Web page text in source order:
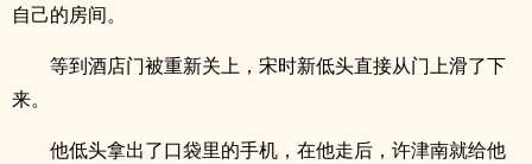
自己的房间。
等到酒店门被重新关上，宋时新低头直接从门上滑了下
来。
他低头拿出了口袋里的手机，在他走后，许津南就给他